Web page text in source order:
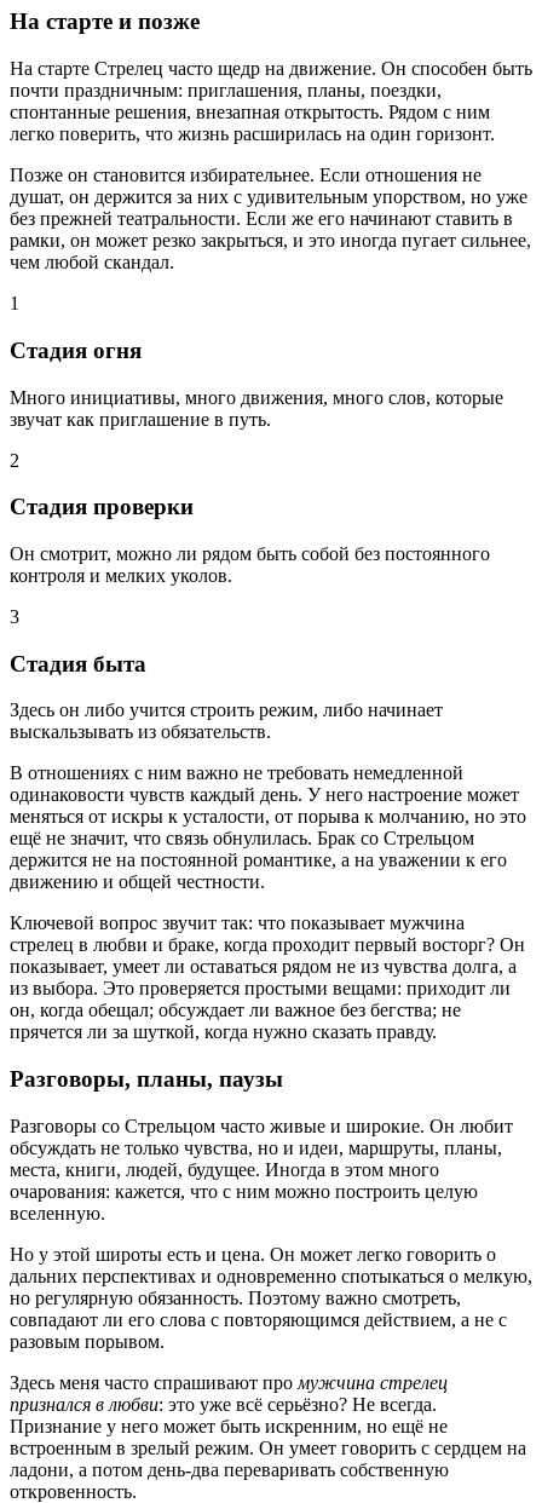
На старте и позже
На старте Стрелец часто щедр на движение. Он способен быть
почти праздничным: приглашения, планы, поездки,
спонтанные решения, внезапная открытость. Рядом с ним
легко поверить, что жизнь расширилась на один горизонт.
Позже он становится избирательнее. Если отношения не
душат, он держится за них с удивительным упорством, но уже
без прежней театральности. Если же его начинают ставить в
рамки, он может резко закрыться, и это иногда пугает сильнее,
чем любой скандал.
1
Стадия огня
Много инициативы, много движения, много слов, которые
звучат как приглашение в путь.
2
Стадия проверки
Он смотрит, можно ли рядом быть собой без постоянного
контроля и мелких уколов.
3
Стадия быта
Здесь он либо учится строить режим, либо начинает
выскальзывать из обязательств.
В отношениях с ним важно не требовать немедленной
одинаковости чувств каждый день. У него настроение может
меняться от искры к усталости, от порыва к молчанию, но это
ещё не значит, что связь обнулилась. Брак со Стрельцом
держится не на постоянной романтике, а на уважении к его
движению и общей честности.
Ключевой вопрос звучит так: что показывает мужчина
стрелец в любви и браке, когда проходит первый восторг? Он
показывает, умеет ли оставаться рядом не из чувства долга, а
из выбора. Это проверяется простыми вещами: приходит ли
он, когда обещал; обсуждает ли важное без бегства; не
прячется ли за шуткой, когда нужно сказать правду.
Разговоры, планы, паузы
Разговоры со Стрельцом часто живые и широкие. Он любит
обсуждать не только чувства, но и идеи, маршруты, планы,
места, книги, людей, будущее. Иногда в этом много
очарования: кажется, что с ним можно построить целую
вселенную.
Но у этой широты есть и цена. Он может легко говорить о
дальних перспективах и одновременно спотыкаться о мелкую,
но регулярную обязанность. Поэтому важно смотреть,
совпадают ли его слова с повторяющимся действием, а не с
разовым порывом.
Здесь меня часто спрашивают про мужчина стрелец
признался в любви: это уже всё серьёзно? Не всегда.
Признание у него может быть искренним, но ещё не
встроенным в зрелый режим. Он умеет говорить с сердцем на
ладони, а потом день-два переваривать собственную
откровенность.